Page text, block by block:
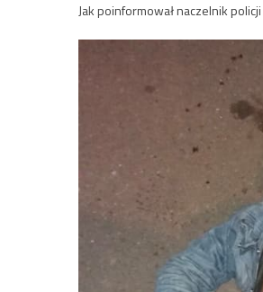
Jak poinformował naczelnik